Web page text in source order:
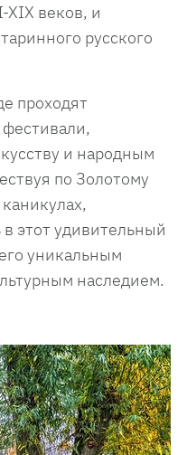
XIX веков, и
русского
проходят
и народным
по Золотому
в этот удивительный
уникальным
наследием.